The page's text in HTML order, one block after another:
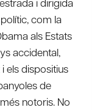
com la
als Estats
accidental,
els dispositius
de
notoris. No